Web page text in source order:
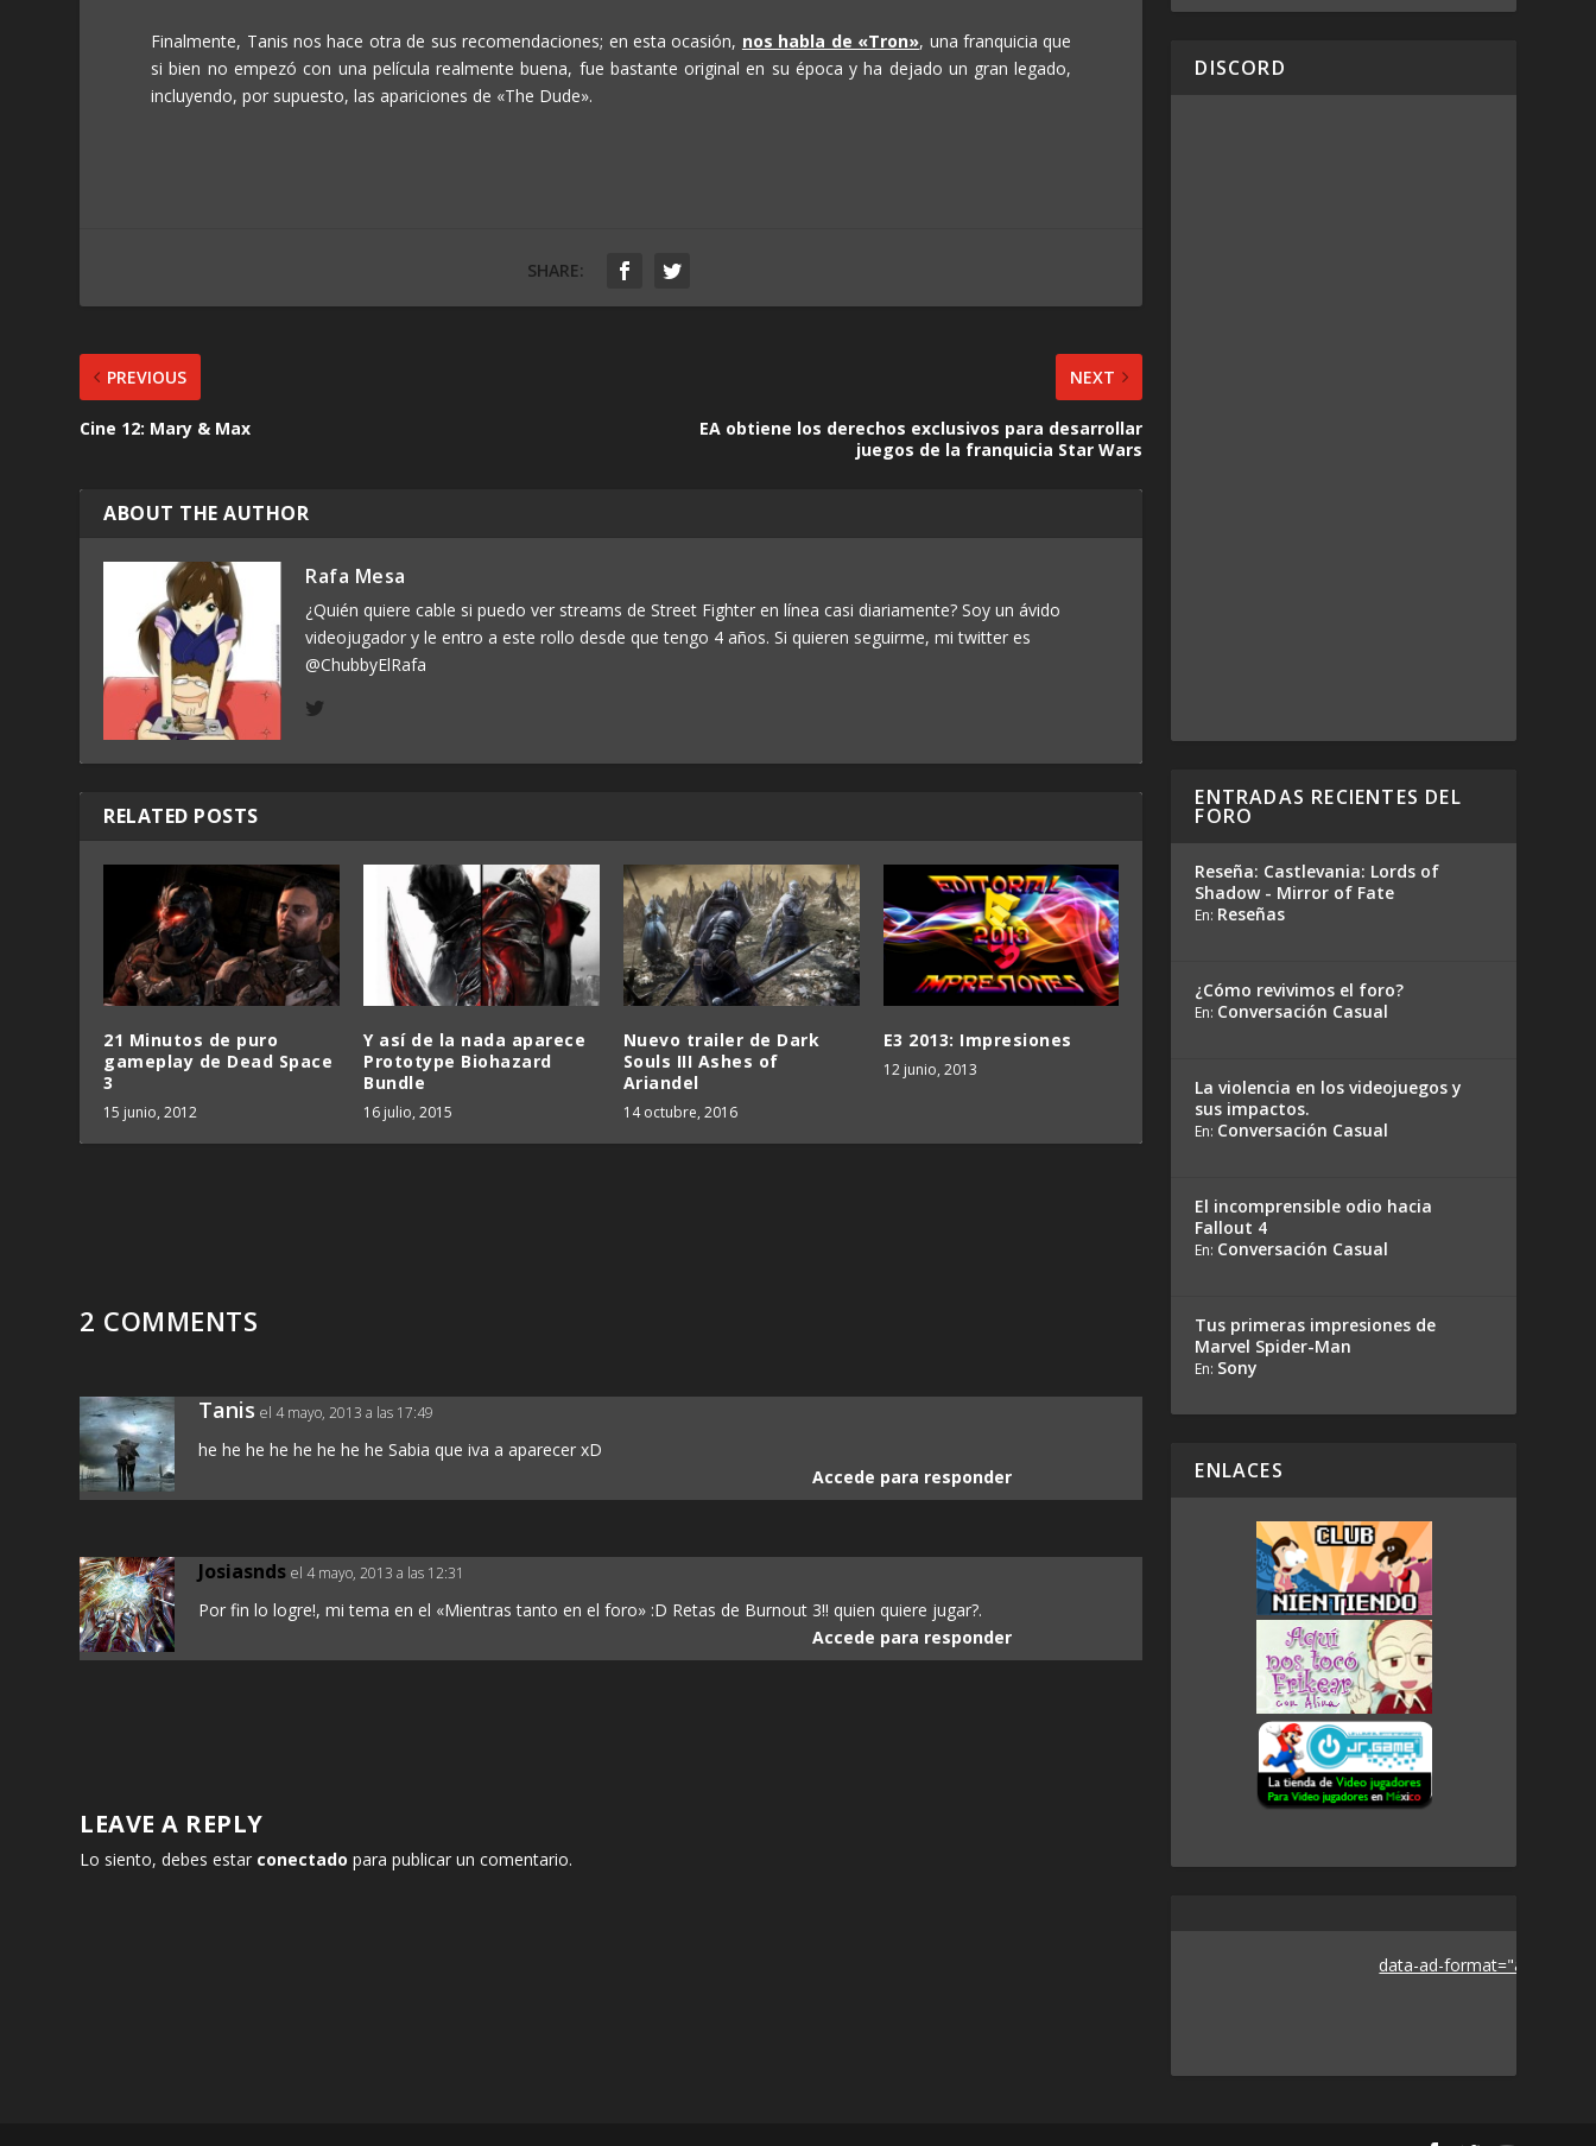
Finalmente, Tanis nos hace otra de sus recomendaciones; en esta ocasión, nos habla de «Tron», una franquicia que
si bien no empezó con una película realmente buena, fue bastante original en su época y ha dejado un gran legado,
incluyendo, por supuesto, las apariciones de «The Dude».
SHARE:
PREVIOUS
Cine 12: Mary & Max
NEXT
EA obtiene los derechos exclusivos para desarrollar
juegos de la franquicia Star Wars
ABOUT THE AUTHOR
Rafa Mesa
¿Quién quiere cable si puedo ver streams de Street Fighter en línea casi diariamente? Soy un ávido
videojugador y le entro a este rollo desde que tengo 4 años. Si quieren seguirme, mi twitter es
@ChubbyElRafa
RELATED POSTS
21 Minutos de puro
gameplay de Dead Space
3
15 junio, 2012
Y así de la nada aparece
Prototype Biohazard
Bundle
16 julio, 2015
Nuevo trailer de Dark
Souls III Ashes of
Ariandel
14 octubre, 2016
E3 2013: Impresiones
12 junio, 2013
2 COMMENTS
Tanis el 4 mayo, 2013 a las 17:49
he he he he he he he he Sabia que iva a aparecer xD
Accede para responder
Josiasnds el 4 mayo, 2013 a las 12:31
Por fin lo logre!, mi tema en el «Mientras tanto en el foro» :D Retas de Burnout 3!! quien quiere jugar?.
Accede para responder
LEAVE A REPLY
Lo siento, debes estar conectado para publicar un comentario.
DISCORD
ENTRADAS RECIENTES DEL
FORO
Reseña: Castlevania: Lords of
Shadow - Mirror of Fate
En: Reseñas
¿Cómo revivimos el foro?
En: Conversación Casual
La violencia en los videojuegos y
sus impactos.
En: Conversación Casual
El incomprensible odio hacia
Fallout 4
En: Conversación Casual
Tus primeras impresiones de
Marvel Spider-Man
En: Sony
ENLACES
data-ad-format="auto">